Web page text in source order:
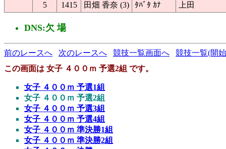
5
1415 田畑 香奈 (3) ﾀﾊﾞﾀ ｶﾅ 上田
DNS:欠 場
前のレースへ 次のレースへ 競技一覧画面へ
競技一覧(開
この画面は 女子 ４００ｍ 予選2組 です。
女子 ４００ｍ 予選1組
女子 ４００ｍ 予選2組
女子 ４００ｍ 予選3組
女子 ４００ｍ 予選4組
女子 ４００ｍ 準決勝1組
女子 ４００ｍ 準決勝2組